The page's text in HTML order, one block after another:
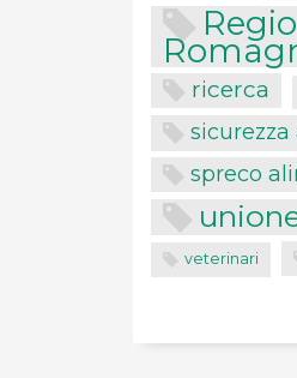
ricerca
spreco
veterinari